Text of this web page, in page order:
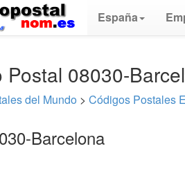
España
Postal 08030-
del Mundo > Códigos Postales
Barcelona